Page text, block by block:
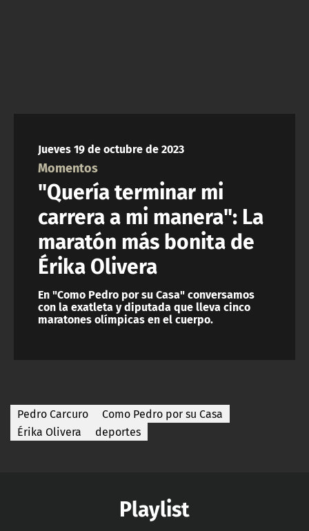
Jueves 19 de octubre de 2023
Momentos
"Quería terminar mi
carrera a mi manera": La
maratón más bonita de
Érika Olivera
En "Como Pedro por su Casa" conversamos
con la exatleta y diputada que lleva cinco
maratones olímpicas en el cuerpo.
Pedro Carcuro
Como Pedro por su Casa
Érika Olivera
deportes
Playlist